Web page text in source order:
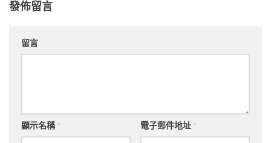
發佈留言
留言
顯示名稱 電子郵件地址